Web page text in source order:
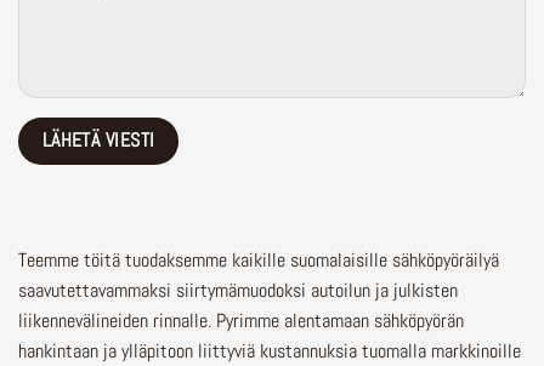
Teemme töitä tuodaksemme kaikille suomalaisille sähköpyöräilyä
saavutettavammaksi siirtymämuodoksi autoilun ja julkisten
liikennevälineiden rinnalle. Pyrimme alentamaan sähköpyörän
hankintaan ja ylläpitoon liittyviä kustannuksia tuomalla markkinoille